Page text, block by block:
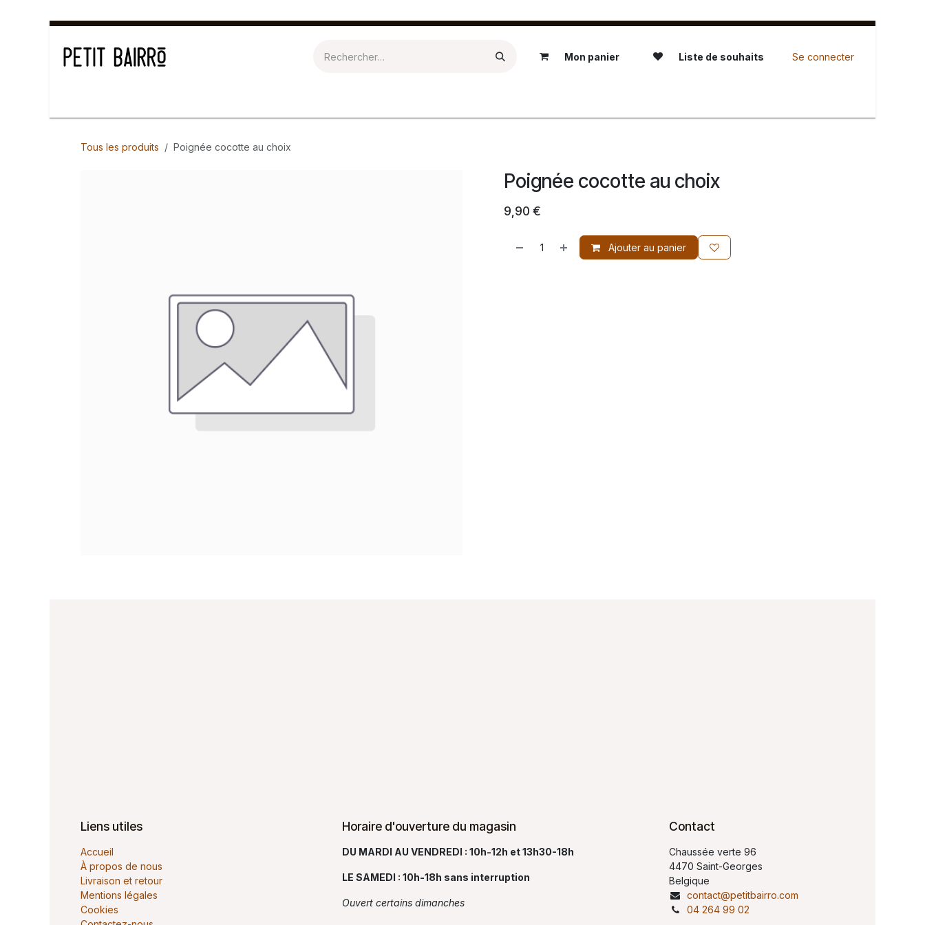
Se rendre au contenu
Mon panier Liste de souhaits Se connecter
Tous les produits Poignée cocotte au choix
Poignée cocotte au choix
9,90 €
Ajouter au panier
Liens utiles
Accueil
À propos de nous
Livraison et retour
Mentions légales
Cookies
Horaire d'ouverture du magasin
DU MARDI AU VENDREDI : 10h-12h et 13h30-18h
LE SAMEDI : 10h-18h sans interruption
Ouvert certains dimanches
Contact
Chaussée verte 96
4470 Saint-Georges
Belgique
contact@petitbairro.com
04 264 99 02